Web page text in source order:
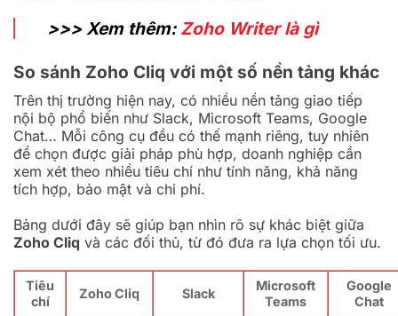
>>> Xem thêm: Zoho Writer là gì
So sánh Zoho Cliq với một số nền tảng khác
Trên thị trường hiện nay, có nhiều nền tảng giao tiếp
nội bộ phổ biến như Slack, Microsoft Teams, Google
Chat… Mỗi công cụ đều có thế mạnh riêng, tuy nhiên
để chọn được giải pháp phù hợp, doanh nghiệp cần
xem xét theo nhiều tiêu chí như tính năng, khả năng
tích hợp, bảo mật và chi phí.
Bảng dưới đây sẽ giúp bạn nhìn rõ sự khác biệt giữa
Zoho Cliq và các đối thủ, từ đó đưa ra lựa chọn tối ưu.
Tiêu
chí
Zoho Cliq Slack
Microsoft
Teams
Google
Chat